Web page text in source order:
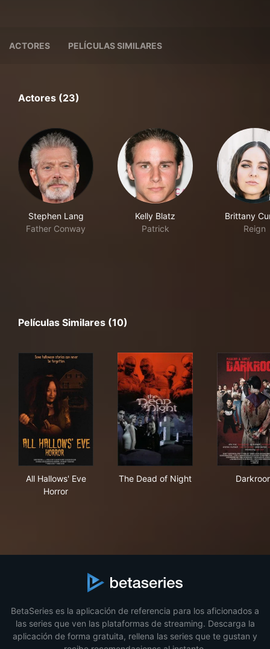
ACTORES PELÍCULAS SIMILARES
Actores (23)
Stephen Lang
Father Conway
Kelly Blatz
Patrick
Brittany
Reign
Películas Similares (10)
All Hallows' Eve
Horror
The Dead of Night
BetaSeries es la aplicación de referencia para los aficionados a
las series que ven las plataformas de streaming. Descarga la
aplicación de forma gratuita, rellena las series que te gustan y